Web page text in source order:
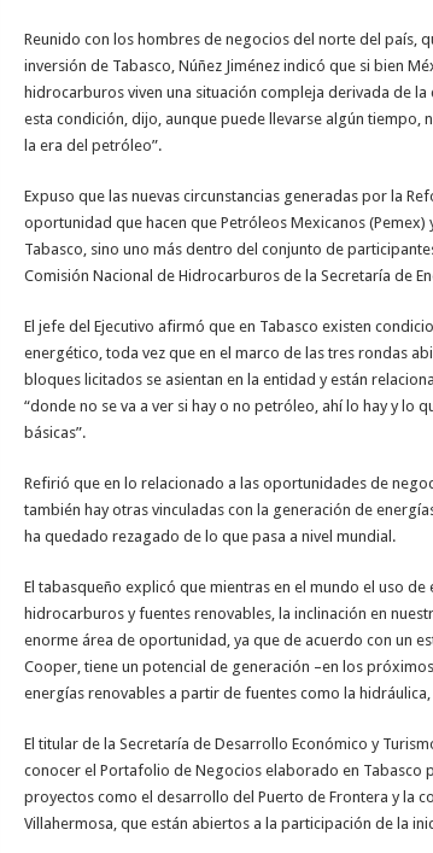
Reunido con los hombres de negocios del norte del país,
inversión de Tabasco, Núñez Jiménez indicó que si bien
hidrocarburos viven una situación compleja derivada de
esta condición, dijo, aunque puede llevarse algún tiempo,
la era del petróleo”.
Expuso que las nuevas circunstancias generadas por la
oportunidad que hacen que Petróleos Mexicanos
Tabasco, sino uno más dentro del conjunto de
Comisión Nacional de Hidrocarburos de la Secretaría de
El jefe del Ejecutivo afirmó que en Tabasco existen
energético, toda vez que en el marco de las tres rondas
bloques licitados se asientan en la entidad y están
“donde no se va a ver si hay o no petróleo, ahí lo hay y lo
básicas”.
Refirió que en lo relacionado a las oportunidades de
también hay otras vinculadas con la generación de
ha quedado rezagado de lo que pasa a nivel mundial.
El tabasqueño explicó que mientras en el mundo el uso
hidrocarburos y fuentes renovables, la inclinación en
enorme área de oportunidad, ya que de acuerdo con un
Cooper, tiene un potencial de generación –en los
energías renovables a partir de fuentes como la
El titular de la Secretaría de Desarrollo Económico y
conocer el Portafolio de Negocios elaborado en Tabasco
proyectos como el desarrollo del Puerto de Frontera y la
Villahermosa, que están abiertos a la participación de la